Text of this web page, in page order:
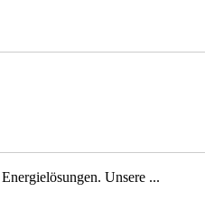
Unsere ...